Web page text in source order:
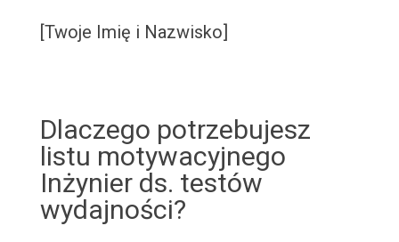
[Twoje Imię i Nazwisko]
Dlaczego potrzebujesz
listu motywacyjnego
Inżynier ds. testów
wydajności?